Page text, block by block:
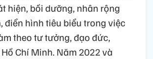
hiện, bồi dưỡng, nhân rộng
điển hình tiêu biểu trong việc
theo tư tưởng, đạo đức,
Chí Minh. Năm 2022 và